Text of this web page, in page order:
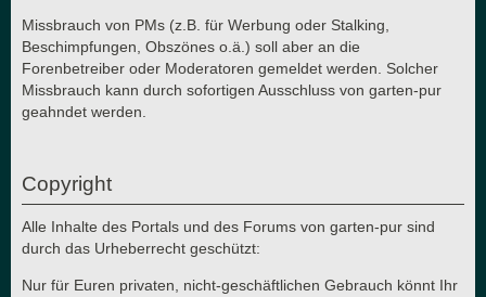
Missbrauch von PMs (z.B. für Werbung oder Stalking,
Beschimpfungen, Obszönes o.ä.) soll aber an die
Forenbetreiber oder Moderatoren gemeldet werden. Solcher
Missbrauch kann durch sofortigen Ausschluss von garten-pur
geahndet werden.
Copyright
Alle Inhalte des Portals und des Forums von garten-pur sind
durch das Urheberrecht geschützt:
Nur für Euren privaten, nicht-geschäftlichen Gebrauch könnt Ihr